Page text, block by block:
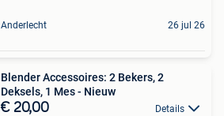
Anderlecht 26 jul 26
Blender Accessoires: 2 Bekers, 2
Deksels, 1 Mes - Nieuw
€ 20,00 Details